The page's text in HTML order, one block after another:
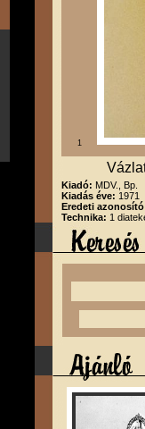
1
Kiadó: MDV., Bp.
Kiadás éve: 1971
Eredeti
Technika: 1